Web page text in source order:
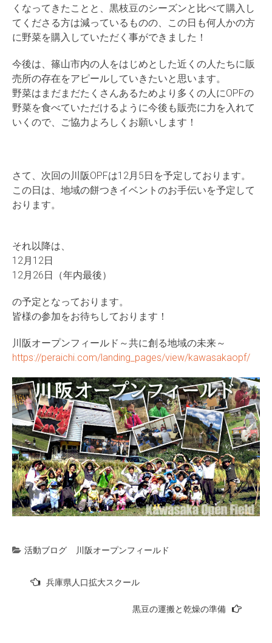
くなってきたことと、黒枝豆のシーズンと比べて購入し
てくださる方は減っているものの、この日も何人かの方
に野菜を購入していただく事ができました！
今後は、篠山市内の人をはじめとした近くの人たちに販
売所の存在をアピールしていきたいと思います。
野菜はまだまだたくさんあるためより多くの人にOPFの
野菜を食べていただけるように今後も販売に力を入れて
いくので、ご協力よろしくお願いします！
さて、次回の川阪OPFは12月5日を予定しております。
この日は、地域の餅つきイベントのお手伝いを予定して
おります。
それ以降は、
12月12日
12月26日（年内最後）
の予定となっております。
皆様の参加をお待ちしております！
川阪オープンフィールド～共に創る地域の未来～
https://peraichi.com/landing_pages/view/kawasakaopf/
活動ブログ 川阪オープンフィールド
兵庫県人口拡大スクール
黒豆の運搬と乾燥の準備